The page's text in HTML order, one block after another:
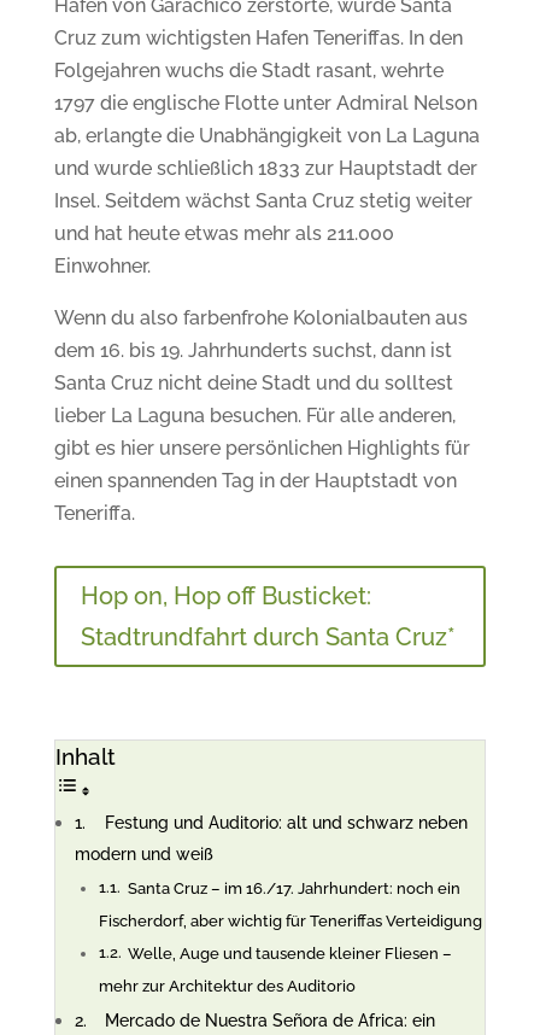
Hafen von Garachico zerstörte, wurde Santa
Cruz zum wichtigsten Hafen Teneriffas. In den
Folgejahren wuchs die Stadt rasant, wehrte
1797 die englischeFlotte unter Admiral Nelson
ab, erlangte die Unabhängigkeit von La Laguna
und wurde schließlich 1833 zur Hauptstadt der
Insel. Seitdem wächst Santa Cruz stetig weiter
und hat heute etwas mehr als 211.000
Einwohner.
Wenn du also farbenfrohe Kolonialbauten aus
dem 16. bis 19. Jahrhunderts suchst, dann ist
Santa Cruz nicht deine Stadt und du solltest
lieber La Laguna besuchen. Für alle anderen,
gibt es hier unsere persönlichen Highlights für
einen spannenden Tag in der Hauptstadt von
Teneriffa.
Hop on, Hop off Busticket:
Stadtrundfahrt durch Santa Cruz*
Inhalt
Festung und Auditorio: alt und schwarz neben
modern und weiß
Santa Cruz – im 16./17. Jahrhundert: noch ein
Fischerdorf, aber wichtig für Teneriffas Verteidigung
Welle, Auge und tausende kleiner Fliesen –
mehr zur Architektur des Auditorio
Mercado de Nuestra Señora de Africa: ein